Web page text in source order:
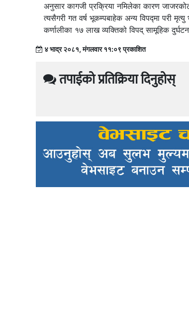
अनुसार कागजी प्रक्रिया नमिलेका कारण
त्यसैगरी गत वर्ष भूकम्पबाहेक अन्य विपद्मा परी
कर्णालीका १७ लाख व्यक्तिको विपद् सामूहिक
४ भाद्र २०८१, मंगलवार ११:०९ प्रकाशित
तपाईको प्रतिक्रिया दिनुहोस्